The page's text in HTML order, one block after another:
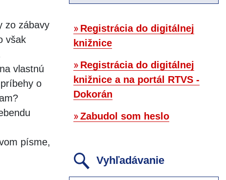
zo zábavy
však
vlastnú
o
písme,
Registrácia do digitálnej
knižnice
Registrácia do digitálnej
knižnice a na portál RTVS -
Dokorán
Zabudol som heslo
Vyhľadávanie